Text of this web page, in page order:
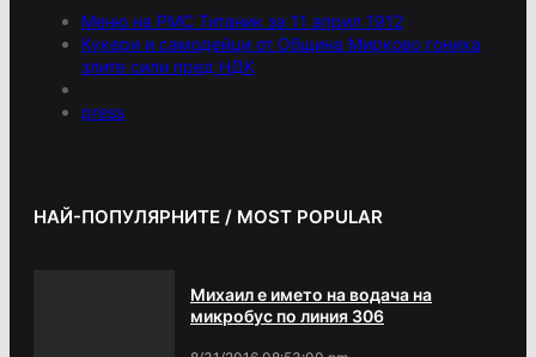
Меню на РМС Титаник за 11 април 1912
Кукери и самодейци от Община Мирково гониха
злите сили пред НДК
press
НАЙ-ПОПУЛЯРНИТЕ / MOST POPULAR
Михаил е името на водача на
микробус по линия 306